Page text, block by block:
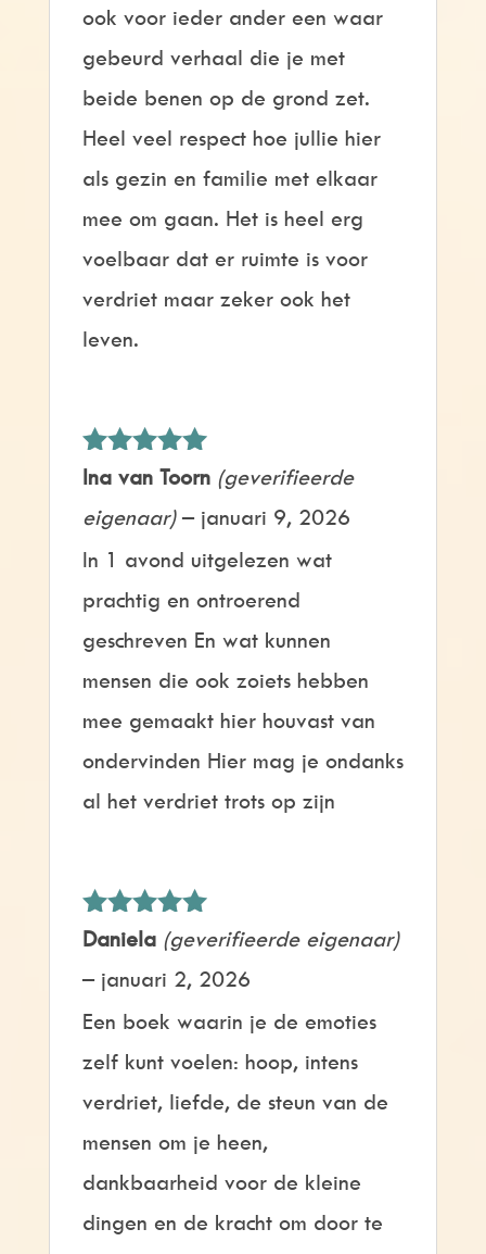
ook voor ieder ander een waar
gebeurd verhaal die je met
beide benen op de grond zet.
Heel veel respect hoe jullie hier
als gezin en familie met elkaar
mee om gaan. Het is heel erg
voelbaar dat er ruimte is voor
verdriet maar zeker ook het
leven.
Gewaardeerd
Ina van Toorn (geverifieerde
eigenaar) – januari 9, 2026
In 1 avond uitgelezen wat
prachtig en ontroerend
geschreven En wat kunnen
mensen die ook zoiets hebben
mee gemaakt hier houvast van
ondervinden Hier mag je ondanks
al het verdriet trots op zijn
Gewaardeerd
Daniela (geverifieerde eigenaar)
– januari 2, 2026
Een boek waarin je de emoties
zelf kunt voelen: hoop, intens
verdriet, liefde, de steun van de
mensen om je heen,
dankbaarheid voor de kleine
dingen en de kracht om door te